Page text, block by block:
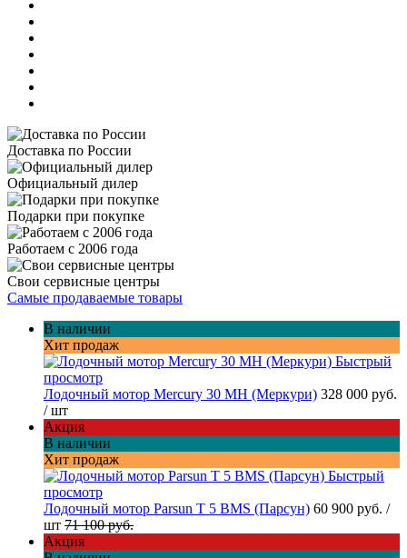
Доставка по России
Официальный дилер
Подарки при покупке
Работаем с 2006 года
Свои сервисные центры
Самые продаваемые товары
В наличии
Хит продаж
Быстрый
просмотр
Лодочный мотор Mercury 30 MH (Меркури) 328 000 руб.
/ шт
Акция
В наличии
Хит продаж
Быстрый
просмотр
Лодочный мотор Parsun T 5 BMS (Парсун) 60 900 руб. /
шт 71 100 руб.
Акция